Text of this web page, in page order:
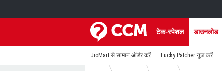
टेक-स्पेशल डाउनलोड
JioMart से सामान ऑर्डर करें Lucky Patcher यूज करें